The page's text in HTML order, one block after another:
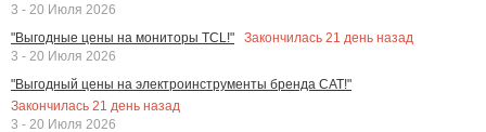
3 - 20 Июля 2026
"Выгодные цены на мониторы TCL!"
Закончилась 21 день назад
3 - 20 Июля 2026
"Выгодный цены на электроинструменты бренда CAT!"
Закончилась 21 день назад
3 - 20 Июля 2026